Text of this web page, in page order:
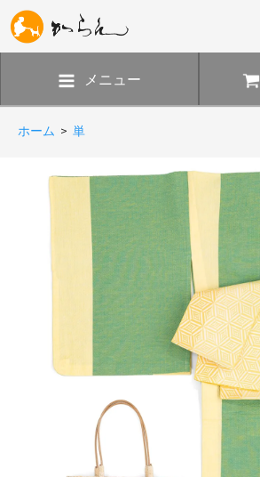
メニュー
ホーム > 単